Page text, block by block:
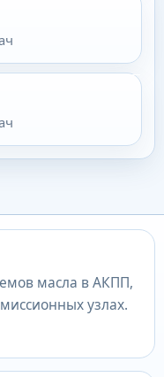
масла в АКПП,
узлах.